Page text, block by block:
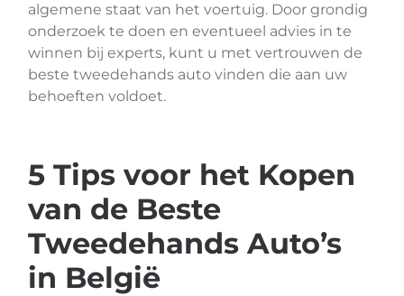
algemene staat van het voertuig. Door grondig
onderzoek te doen en eventueel advies in te
winnen bij experts, kunt u met vertrouwen de
beste tweedehands auto vinden die aan uw
behoeften voldoet.
5 Tips voor het Kopen
van de Beste
Tweedehands Auto’s
in België